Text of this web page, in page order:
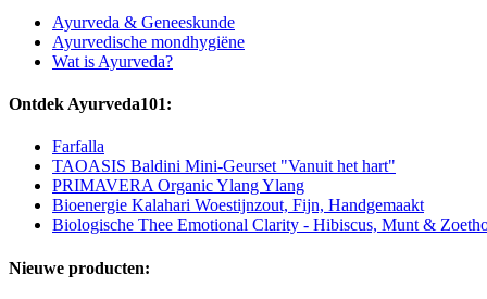
Ayurveda & Geneeskunde
Ayurvedische mondhygiëne
Wat is Ayurveda?
Ontdek Ayurveda101:
Farfalla
TAOASIS Baldini Mini-Geurset "Vanuit het hart"
PRIMAVERA Organic Ylang Ylang
Bioenergie Kalahari Woestijnzout, Fijn, Handgemaakt
Biologische Thee Emotional Clarity - Hibiscus, Munt &
Nieuwe producten: